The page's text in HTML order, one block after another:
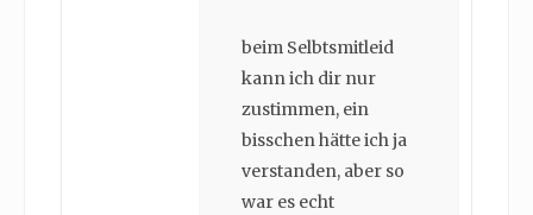
beim Selbtsmitleid
kann ich dir nur
zustimmen, ein
bisschen hätte ich ja
verstanden, aber so
war es echt